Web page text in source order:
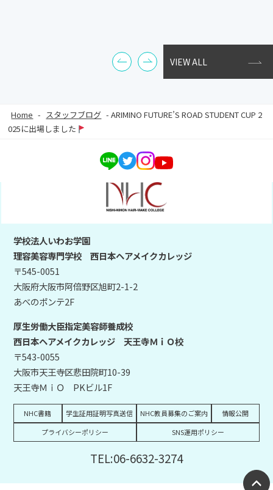
VIEW ALL
Home - スタッフブログ -ARIMINO FUTURE’S ROAD STUDENT CUP 2
025に出場しました
学校法人いわお学園
理容美容専門学校 西日本ヘアメイクカレッジ
〒545-0051
大阪府大阪市阿倍野区旭町2-1-2
あべのポンテ2F
厚生労働大臣指定美容師養成校
西日本ヘアメイクカレッジ 天王寺ＭｉＯ校
〒543-0055
大阪市天王寺区悲田院町10-39
天王寺ＭｉＯ PKビル1F
NHC書籍 学生証用証明写真送信 NHC教員募集のご案内
情報公開
プライバシーポリシー
SNS運用ポリシー
TEL:06-6632-3274